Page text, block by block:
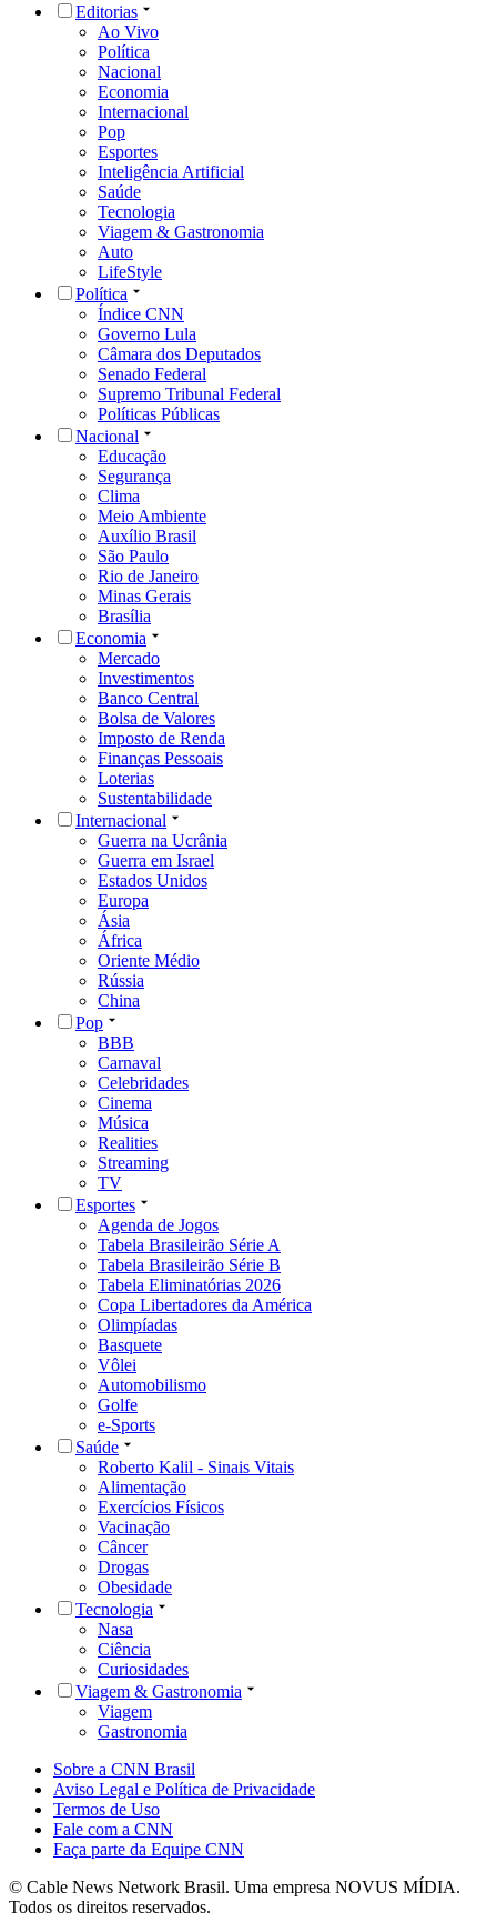
Editorias
Ao Vivo
Política
Nacional
Economia
Internacional
Pop
Esportes
Inteligência Artificial
Saúde
Tecnologia
Viagem & Gastronomia
Auto
LifeStyle
Política
Índice CNN
Governo Lula
Câmara dos Deputados
Senado Federal
Supremo Tribunal Federal
Políticas Públicas
Nacional
Educação
Segurança
Clima
Meio Ambiente
Auxílio Brasil
São Paulo
Rio de Janeiro
Minas Gerais
Brasília
Economia
Mercado
Investimentos
Banco Central
Bolsa de Valores
Imposto de Renda
Finanças Pessoais
Loterias
Sustentabilidade
Internacional
Guerra na Ucrânia
Guerra em Israel
Estados Unidos
Europa
Ásia
África
Oriente Médio
Rússia
China
Pop
BBB
Carnaval
Celebridades
Cinema
Música
Realities
Streaming
TV
Esportes
Agenda de Jogos
Tabela Brasileirão Série A
Tabela Brasileirão Série B
Tabela Eliminatórias 2026
Copa Libertadores da América
Olimpíadas
Basquete
Vôlei
Automobilismo
Golfe
e-Sports
Saúde
Roberto Kalil - Sinais Vitais
Alimentação
Exercícios Físicos
Vacinação
Câncer
Drogas
Obesidade
Tecnologia
Nasa
Ciência
Curiosidades
Viagem & Gastronomia
Viagem
Gastronomia
Sobre a CNN Brasil
Aviso Legal e Política de Privacidade
Termos de Uso
Fale com a CNN
Faça parte da Equipe CNN
© Cable News Network Brasil. Uma empresa NOVUS MÍDIA.
Todos os direitos reservados.